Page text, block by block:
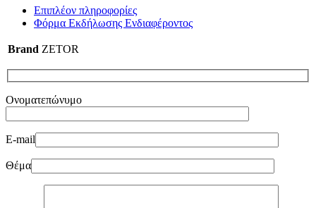
Επιπλέον πληροφορίες
Φόρμα Εκδήλωσης Ενδιαφέροντος
Brand ZETOR
Ονοματεπώνυμο
E-mail
Θέμα